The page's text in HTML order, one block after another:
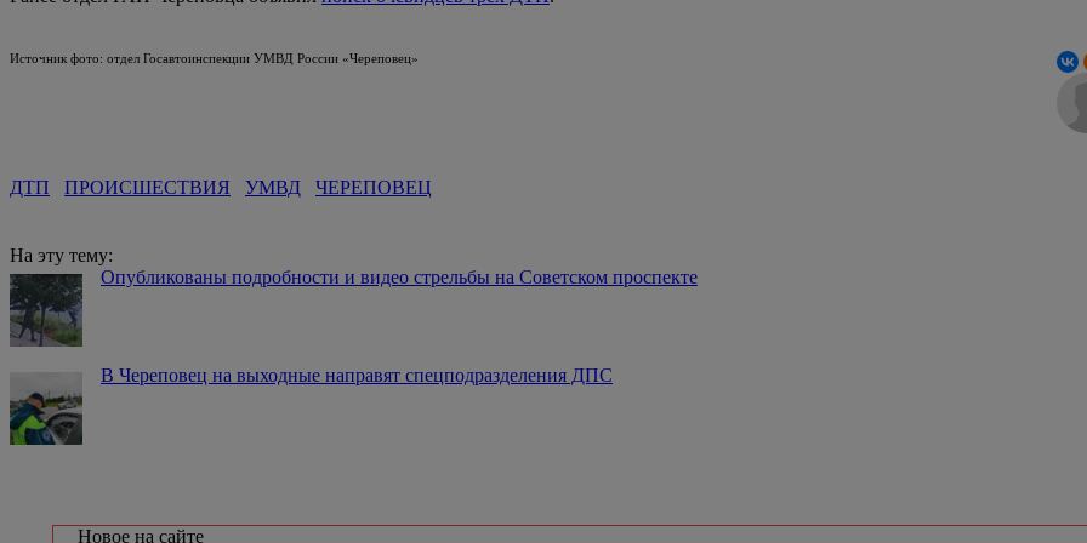
Источник фото: отдел Госавтоинспекции УМВД России «Череповец»
ДТП ПРОИСШЕСТВИЯ УМВД ЧЕРЕПОВЕЦ
На эту тему:
Опубликованы подробности и видео стрельбы на Советском проспекте
В Череповец на выходные направят спецподразделения ДПС
Новое на сайте